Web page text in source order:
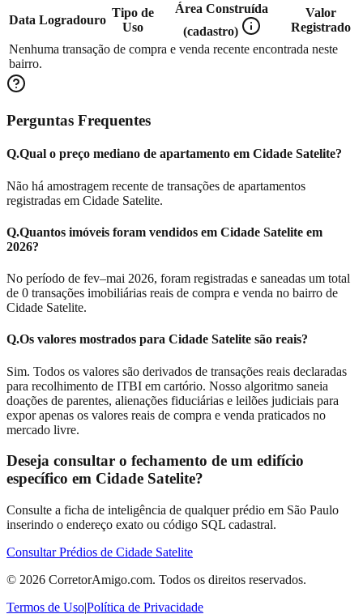
Data Logradouro
Tipo de
Uso
Área Construída
(cadastro)
Valor
Registrado
Nenhuma transação de compra e venda recente encontrada neste
bairro.
Perguntas Frequentes
Q.Qual o preço mediano de apartamento em Cidade Satelite?
Não há amostragem recente de transações de apartamentos
registradas em Cidade Satelite.
Q.Quantos imóveis foram vendidos em Cidade Satelite em
2026?
No período de fev–mai 2026, foram registradas e saneadas um total
de 0 transações imobiliárias reais de compra e venda no bairro de
Cidade Satelite.
Q.Os valores mostrados para Cidade Satelite são reais?
Sim. Todos os valores são derivados de transações reais declaradas
para recolhimento de ITBI em cartório. Nosso algoritmo saneia
doações de parentes, alienações fiduciárias e leilões judiciais para
expor apenas os valores reais de compra e venda praticados no
mercado livre.
Deseja consultar o fechamento de um edifício
específico em Cidade Satelite?
Consulte a ficha de inteligência de qualquer prédio em São Paulo
inserindo o endereço exato ou código SQL cadastral.
Consultar Prédios de Cidade Satelite
© 2026 CorretorAmigo.com. Todos os direitos reservados.
Termos de Uso|Política de Privacidade